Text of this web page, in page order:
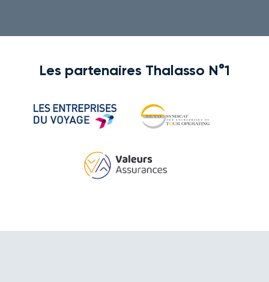
Les partenaires Thalasso N°1